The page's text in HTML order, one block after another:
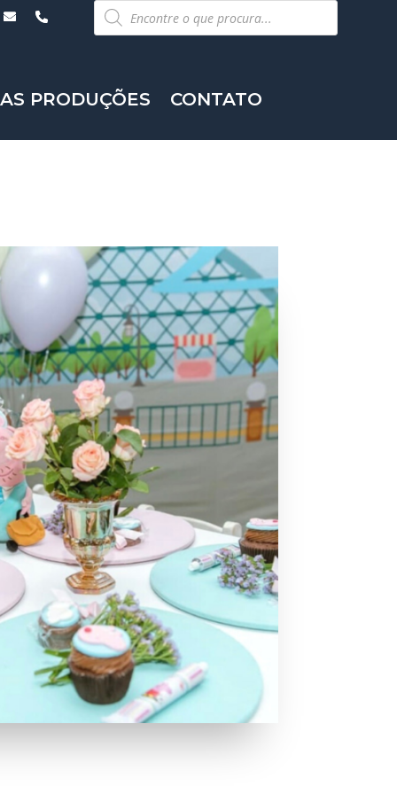
Pesquisar
produtos
PRODUÇÕES CONTATO